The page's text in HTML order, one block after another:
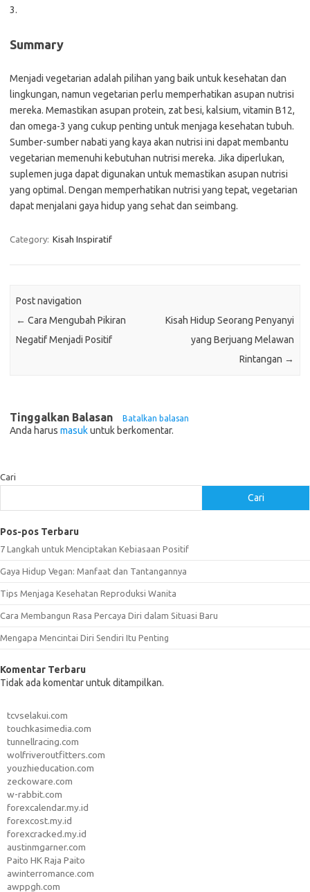
3.
Summary
Menjadi vegetarian adalah pilihan yang baik untuk kesehatan dan
lingkungan, namun vegetarian perlu memperhatikan asupan nutrisi
mereka. Memastikan asupan protein, zat besi, kalsium, vitamin B12,
dan omega-3 yang cukup penting untuk menjaga kesehatan tubuh.
Sumber-sumber nabati yang kaya akan nutrisi ini dapat membantu
vegetarian memenuhi kebutuhan nutrisi mereka. Jika diperlukan,
suplemen juga dapat digunakan untuk memastikan asupan nutrisi
yang optimal. Dengan memperhatikan nutrisi yang tepat, vegetarian
dapat menjalani gaya hidup yang sehat dan seimbang.
Category: Kisah Inspiratif
Post navigation
← Cara Mengubah Pikiran
Negatif Menjadi Positif
Kisah Hidup Seorang Penyanyi
yang Berjuang Melawan
Rintangan →
Tinggalkan Balasan Batalkan balasan
Anda harus masukuntuk berkomentar.
Cari
Cari
Pos-pos Terbaru
7 Langkah untuk Menciptakan Kebiasaan Positif
Gaya Hidup Vegan: Manfaat dan Tantangannya
Tips Menjaga Kesehatan Reproduksi Wanita
Cara Membangun Rasa Percaya Diri dalam Situasi Baru
Mengapa Mencintai Diri Sendiri Itu Penting
Komentar Terbaru
Tidak ada komentar untuk ditampilkan.
tcvselakui.com
touchkasimedia.com
tunnellracing.com
wolfriveroutfitters.com
youzhieducation.com
zeckoware.com
w-rabbit.com
forexcalendar.my.id
forexcost.my.id
forexcracked.my.id
austinmgarner.com
Paito HK Raja Paito
awinterromance.com
awppgh.com